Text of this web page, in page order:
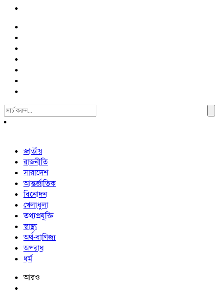
Search
For:
জাতীয়
রাজনীতি
সারাদেশ
আন্তর্জাতিক
বিনোদন
খেলাধুলা
তথ্যপ্রযুক্তি
স্বাস্থ্য
অর্থ-বাণিজ্য
অপরাধ
ধর্ম
আরও